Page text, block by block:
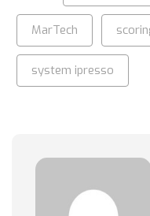
MarTech
system ipresso